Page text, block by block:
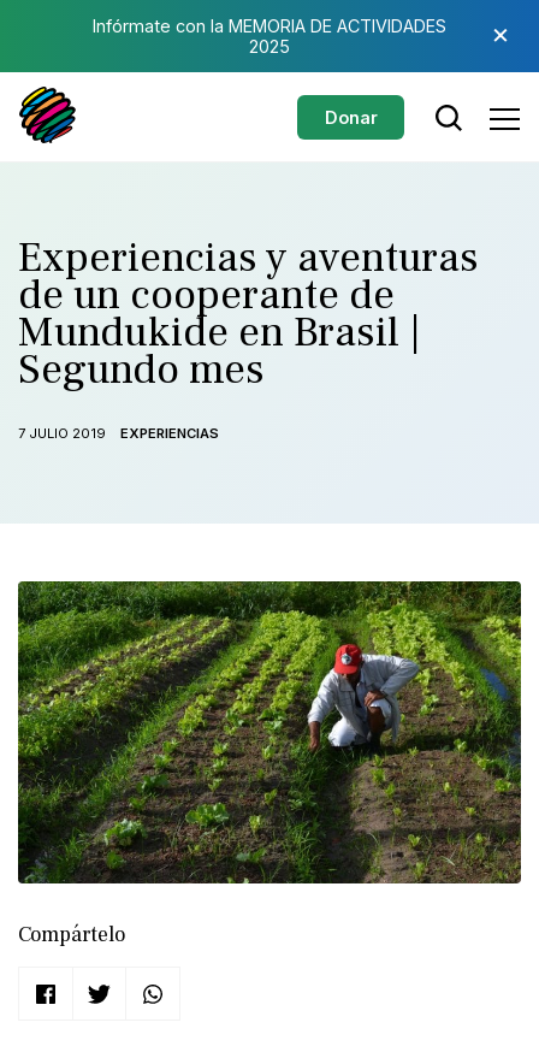
Infórmate con la MEMORIA DE ACTIVIDADES
2025
×
Donar
Experiencias y aventuras
de un cooperante de
Mundukide en Brasil |
Segundo mes
7 JULIO 2019 EXPERIENCIAS
Compártelo